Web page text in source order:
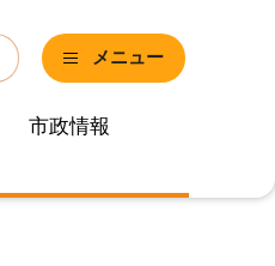
メニュー
市政情報